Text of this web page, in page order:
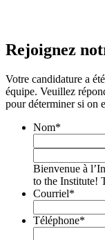
Rejoignez
Votre candidature a
équipe. Veuillez
pour déterminer si on
Nom*
Bienvenue à
to the Institute!
Courriel*
Téléphone*